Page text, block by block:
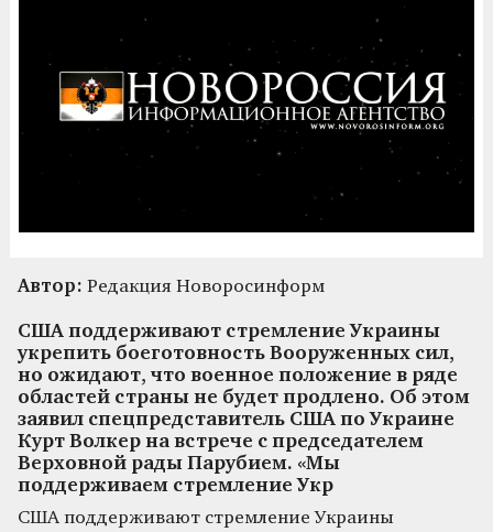
Автор: Редакция Новоросинформ
США поддерживают стремление Украины
укрепить боеготовность Вооруженных сил,
но ожидают, что военное положение в ряде
областей страны не будет продлено. Об этом
заявил спецпредставитель США по Украине
Курт Волкер на встрече с председателем
Верховной рады Парубием. «Мы
поддерживаем стремление Укр
США поддерживают стремление Украины